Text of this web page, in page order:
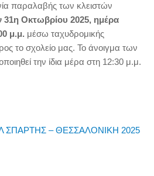
παραλαβής των κλειστών
31η Οκτωβρίου 2025, ημέρα
μ.μ. μέσω ταχυδρομικής
το σχολείο μας. Το άνοιγμα των
την ίδια μέρα στη 12:30 μ.μ.
ΣΠΑΡΤΗΣ – ΘΕΣΣΑΛΟΝΙΚΗ 2025